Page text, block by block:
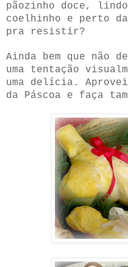
pãozinho doce,
coelhinho e perto da
pra resistir?
Ainda bem que não
uma tentação
uma delícia.
da Páscoa e faça